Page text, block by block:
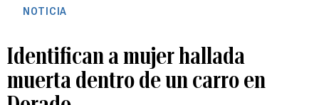
NOTICIA
Identifican a mujer hallada
muerta dentro de un carro en